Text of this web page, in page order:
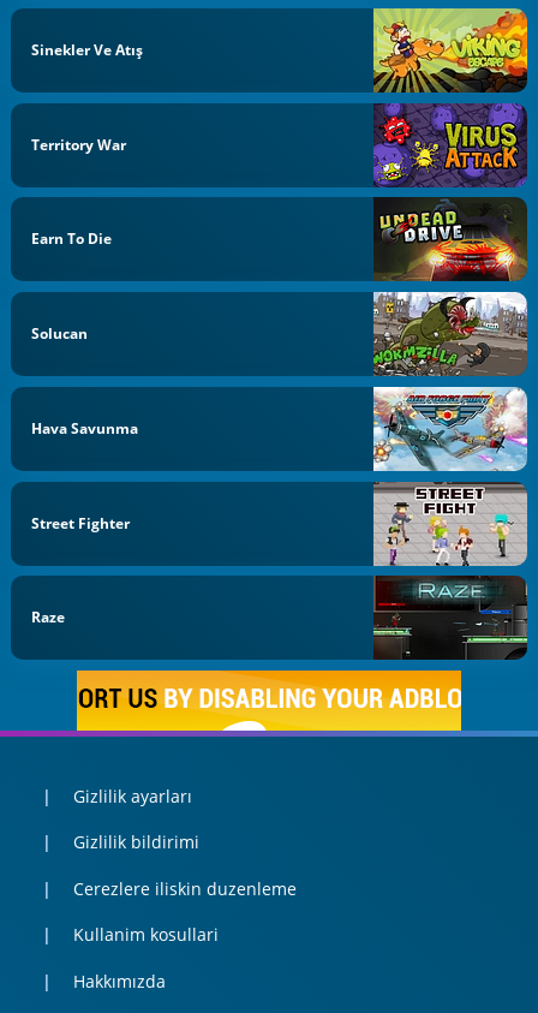
Sinekler Ve Atış
Territory War
Earn To Die
Solucan
Hava Savunma
Street Fighter
Raze
Gizlilik ayarları
Gizlilik bildirimi
Cerezlere iliskin duzenleme
Kullanim kosullari
Hakkımızda